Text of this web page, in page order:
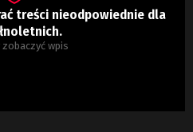
treści nieodpowiednie dla
zobaczyć wpis